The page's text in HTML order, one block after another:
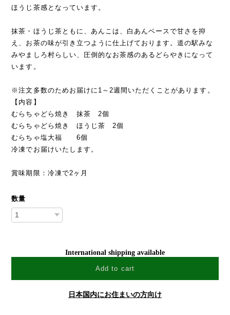
ほうじ茶感となっています。
抹茶・ほうじ茶ともに、あんこは、白あんベースで甘さを抑
え、お茶の味が引き立つように仕上げております。道の駅みな
みやましろ村らしい、圧倒的なお茶感のあるどらやきになって
います。
※注文多数のためお届けに1～2週間いただくことがあります。
【内容】
むらちゃどら焼き 抹茶 2個
むらちゃどら焼き ほうじ茶 2個
むらちゃ塩大福 6個
冷凍でお届けいたします。
賞味期限：冷凍で2ヶ月
数量
International shipping available
Add to cart
日本国内にお住まいの方向け